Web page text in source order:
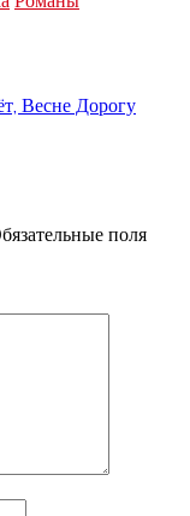
Весне Дорогу
поля